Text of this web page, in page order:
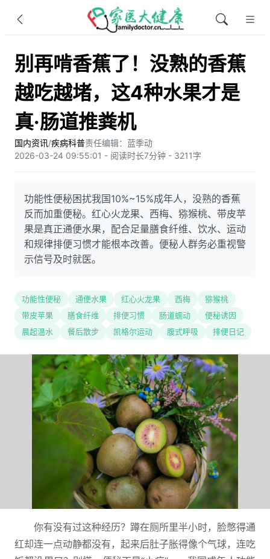
别再啃香蕉了！没熟的香蕉
越吃越堵，这4种水果才是
真·肠道推粪机
国内资讯/疾病科普责任编辑：蓝季动
2026-03-24 09:55:01 - 阅读时长7分钟 - 3211字
功能性便秘困扰我国10%~15%成年人，没熟的香蕉
反而加重便秘。红心火龙果、西梅、猕猴桃、带皮苹
果是真正通便水果，配合足量膳食纤维、饮水、运动
和规律排便习惯才能根本改善。便秘人群务必重视警
示信号及时就医。
功能性便秘 通便水果 红心火龙果 西梅
猕猴桃
带皮苹果
膳食纤维 排便习惯 肠道蠕动
便秘诱因
晨起温水
餐后散步 凯格尔运动 腹式呼吸 排便日记
你有没有过这种经历？蹲在厕所里半小时，脸憋得通
红却连一点动静都没有，起来后肚子胀得像个气球，连吃